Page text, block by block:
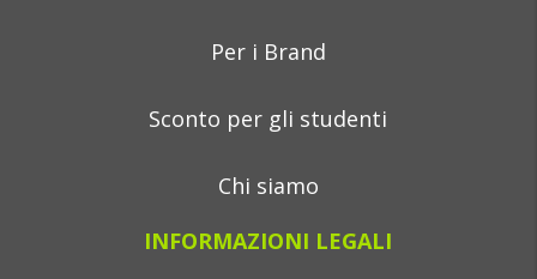
Per i Brand
Sconto per gli studenti
Chi siamo
INFORMAZIONI LEGALI